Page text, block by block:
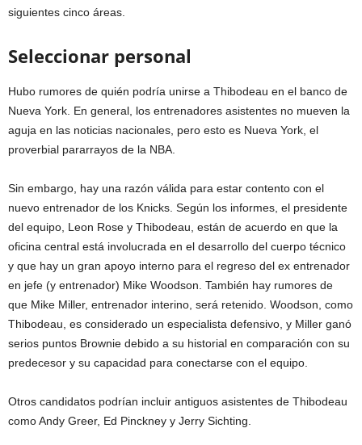
siguientes cinco áreas.
Seleccionar personal
Hubo rumores de quién podría unirse a Thibodeau en el banco de
Nueva York. En general, los entrenadores asistentes no mueven la
aguja en las noticias nacionales, pero esto es Nueva York, el
proverbial pararrayos de la NBA.
Sin embargo, hay una razón válida para estar contento con el
nuevo entrenador de los Knicks. Según los informes, el presidente
del equipo, Leon Rose y Thibodeau, están de acuerdo en que la
oficina central está involucrada en el desarrollo del cuerpo técnico
y que hay un gran apoyo interno para el regreso del ex entrenador
en jefe (y entrenador) Mike Woodson. También hay rumores de
que Mike Miller, entrenador interino, será retenido. Woodson, como
Thibodeau, es considerado un especialista defensivo, y Miller ganó
serios puntos Brownie debido a su historial en comparación con su
predecesor y su capacidad para conectarse con el equipo.
Otros candidatos podrían incluir antiguos asistentes de Thibodeau
como Andy Greer, Ed Pinckney y Jerry Sichting.